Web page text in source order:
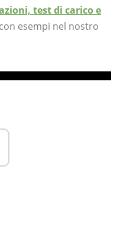
test di carico e
esempi nel nostro